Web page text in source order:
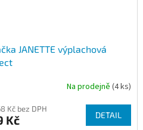
JANETTE výplachová
Na prodejně (4 ks)
Kč bez DPH
Kč DETAIL